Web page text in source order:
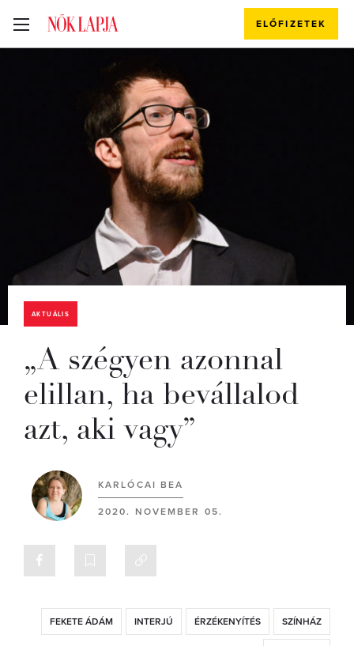
ELŐFIZETEK
AKTUÁLIS
„A szégyen azonnal
elillan, ha bevállalod
azt, aki vagy”
KARLÓCAI BEA
2020. NOVEMBER 05.
FEKETE ÁDÁM INTERJÚ ÉRZÉKENYÍTÉS SZÍNHÁZ